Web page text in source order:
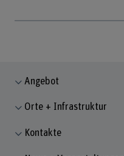
Angebot
Orte + Infrastruktur
Kontakte